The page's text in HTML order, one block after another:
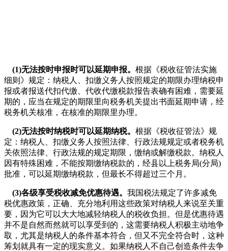
(1)无法按时申报时可以延期申报。 根据《税收征管法实施
细则》规定：纳税人、扣缴义务人按照规定的期限办理纳税申
报或者报送代扣代缴、代收代缴税款报告表确有困难，需要延
期的，应当在规定的期限里向税务机关提出书面延期申请，经
税务机关核准，在核准的期限里办理。
(2)无法按时纳税时可以延期纳税。 根据《税收征管法》规
定：纳税人、扣缴义务人按照法律、行政法规规定或者税务机
关依照法律、行政法规的规定期限，缴纳或解缴税款。纳税人
因有特殊困难，不能按期缴纳税款的，经县以上税务局(分局)
批准，可以延期缴纳税款，但最长不得超过三个月。
(3)各级享受税收减免优惠待遇。 我国税法规定了许多减免
税优惠政策，正确、充分地利用这些政策对纳税人来说至关重
要，因为它可以大大地减轻纳税人的税收负担。但是优惠待遇
并不是自然而然就可以享受到的，这需要纳税人积极主动地争
取，尤其是纳税人的条件基本符合，但又不完全符合时，这种
筹划就具有一定的现实意义。如果纳税人不自己创造条件去争